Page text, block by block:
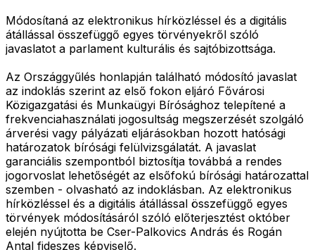
Módosítaná az elektronikus hírközléssel és a digitális
átállással összefüggő egyes törvényekről szóló
javaslatot a parlament kulturális és sajtóbizottsága.
Az Országgyűlés honlapján található módosító javaslat
az indoklás szerint az első fokon eljáró Fővárosi
Közigazgatási és Munkaügyi Bírósághoz telepítené a
frekvenciahasználati jogosultság megszerzését szolgáló
árverési vagy pályázati eljárásokban hozott hatósági
határozatok bírósági felülvizsgálatát. A javaslat
garanciális szempontból biztosítja továbbá a rendes
jogorvoslat lehetőségét az elsőfokú bírósági határozattal
szemben - olvasható az indoklásban. Az elektronikus
hírközléssel és a digitális átállással összefüggő egyes
törvények módosításáról szóló előterjesztést október
elején nyújtotta be Cser-Palkovics András és Rogán
Antal fideszes képviselő.